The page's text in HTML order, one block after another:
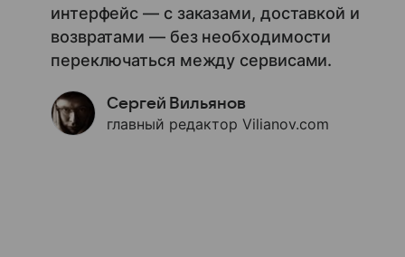
интерфейс — с заказами, доставкой и
возвратами — без необходимости
переключаться между сервисами.
Сергей Вильянов
главный редактор Vilianov.com